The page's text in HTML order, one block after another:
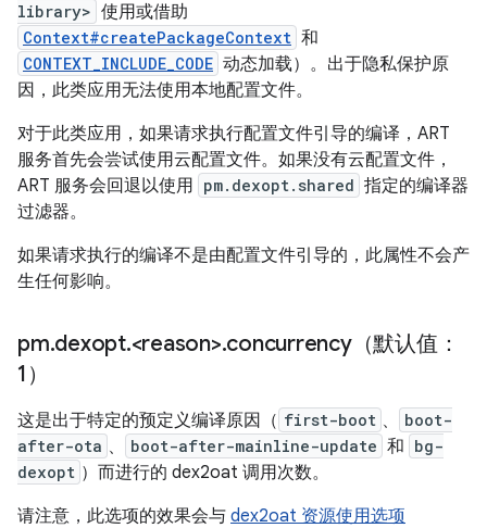
library> 使用或借助
Context#createPackageContext 和
CONTEXT_INCLUDE_CODE 动态加载）。出于隐私保护原
因，此类应用无法使用本地配置文件。
对于此类应用，如果请求执行配置文件引导的编译，ART
服务首先会尝试使用云配置文件。如果没有云配置文件，
ART 服务会回退以使用 pm.dexopt.shared 指定的编译器
过滤器。
如果请求执行的编译不是由配置文件引导的，此属性不会产
生任何影响。
pm.dexopt.<reason>.concurrency（默认值：
1）
这是出于特定的预定义编译原因（ first-boot 、
boot-
after-ota 、 boot-after-mainline-update 和 bg-
dexopt ）而进行的 dex2oat 调用次数。
请注意，此选项的效果会与 dex2oat 资源使用选项